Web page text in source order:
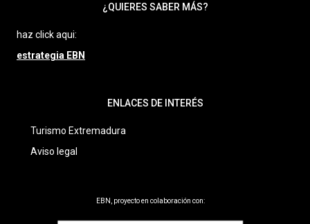
¿QUIERES SABER MÁS?
haz click aqui:
estrategia EBN
ENLACES DE INTERÉS
Turismo Extremadura
Aviso legal
EBN, proyecto en colaboración con: